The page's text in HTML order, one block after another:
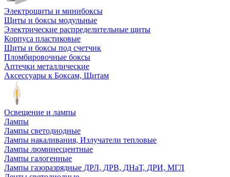
Электрощиты и минибоксы
Щиты и боксы модульные
Электрические распределительные щиты
Корпуса пластиковые
Щиты и боксы под счетчик
Пломбировочные боксы
Аптечки металлические
Аксессуары к Боксам, Щитам
Освещение и лампы
Лампы
Лампы светодиодные
Лампы накаливания, Излучатели тепловые
Лампы люминесцентные
Лампы галогенные
Лампы газоразрядные ДРЛ, ДРВ, ДНаТ, ДРИ, МГЛ